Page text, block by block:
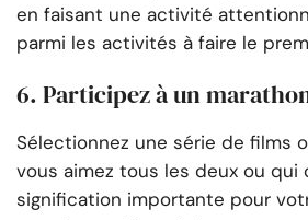
en faisant une activité
parmi les activités à faire le
6. Participez à un
Sélectionnez une série de films
vous aimez tous les deux ou qui
signification importante pour